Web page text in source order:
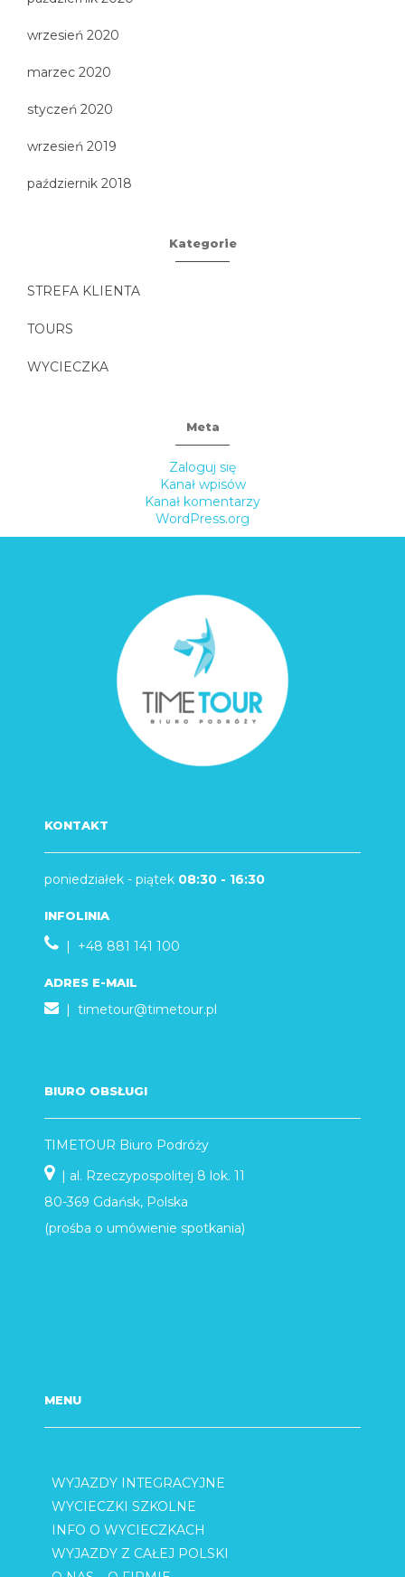
wrzesień 2020
marzec 2020
styczeń 2020
wrzesień 2019
październik 2018
Kategorie
STREFA KLIENTA
TOURS
WYCIECZKA
Meta
Zaloguj się
Kanał wpisów
Kanał komentarzy
WordPress.org
KONTAKT
poniedziałek - piątek 08:30 - 16:30
INFOLINIA
| +48 881 141 100
ADRES E-MAIL
| timetour@timetour.pl
BIURO OBSŁUGI
TIMETOUR Biuro Podróży
| al. Rzeczypospolitej 8 lok. 11
80-369 Gdańsk, Polska
(prośba o umówienie spotkania)
MENU
WYJAZDY INTEGRACYJNE
WYCIECZKI SZKOLNE
INFO O WYCIECZKACH
WYJAZDY Z CAŁEJ POLSKI